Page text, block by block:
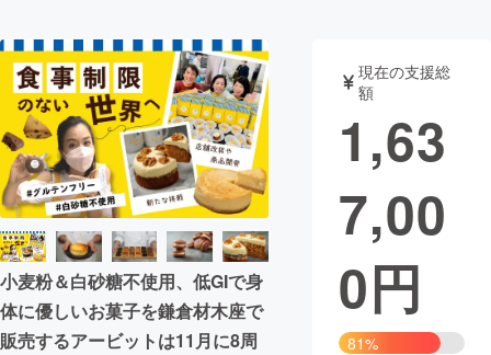
テクノロジー・ガジェット
映像・映画 書籍・雑誌
ビジネス・起業 チャレンジ
まちづくり・地域活性化
CAMPFIRE for Social Good
CAMPFIRE Creation
小麦粉＆白砂糖不使用、低GIで身
体に優しいお菓子を鎌倉材木座で
販売するアービットは11月に8周
現在の支援総
額
1,63
7,00
0円
81%